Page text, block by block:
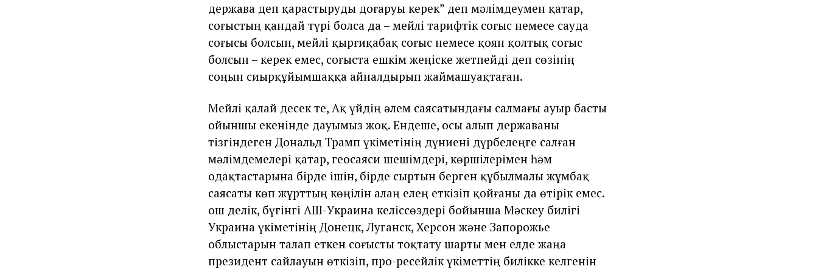
держава деп қарастыруды доғаруы керек” деп мәлімдеумен қатар,
соғыстың қандай түрі болса да – мейлі тарифтік соғыс немесе сауда
соғысы болсын, мейлі қырғиқабақ соғыс немесе қоян қолтық соғыс
болсын – керек емес, соғыста ешкім жеңіске жетпейді деп сөзінің
соңын сиырқұйымшаққа айналдырып жаймашуақтаған.
Мейлі қалай десек те, Ақ үйдің әлем саясатындағы салмағы ауыр басты
ойыншы екенінде дауымыз жоқ. Ендеше, осы алып державаны
тізгіндеген Дональд Трамп үкіметінің дүниені дүрбелеңге салған
мәлімдемелері қатар, геосаяси шешімдері, көршілерімен һәм
одақтастарына бірде ішін, бірде сыртын берген құбылмалы жұмбақ
саясаты көп жұрттың көңілін алаң елең еткізіп қойғаны да өтірік емес.
Қош делік, бүгінгі АҚШ-Украина келіссөздері бойынша Мәскеу билігі
Украина үкіметінің Донецк, Луганск, Херсон және Запорожье
облыстарын талап еткен соғысты тоқтату шарты мен елде жаңа
президент сайлауын өткізіп, про-ресейлік үкіметтің билікке келгенін